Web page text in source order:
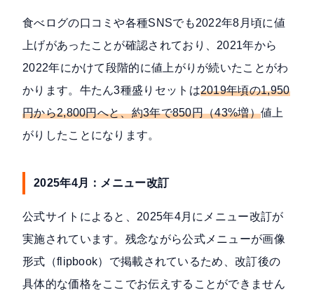
食べログの口コミや各種SNSでも2022年8月頃に値
上げがあったことが確認されており、2021年から
2022年にかけて段階的に値上がりが続いたことがわ
かります。牛たん3種盛りセットは2019年頃の1,950
円から2,800円へと、約3年で850円（43%増）値上
がりしたことになります。
2025年4月：メニュー改訂
公式サイトによると、2025年4月にメニュー改訂が
実施されています。残念ながら公式メニューが画像
形式（flipbook）で掲載されているため、改訂後の
具体的な価格をここでお伝えすることができません